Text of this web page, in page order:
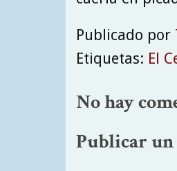
Publicado por
Etiquetas: El
No hay
Publicar